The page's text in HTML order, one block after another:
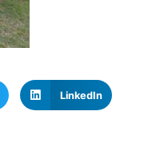
LinkedIn